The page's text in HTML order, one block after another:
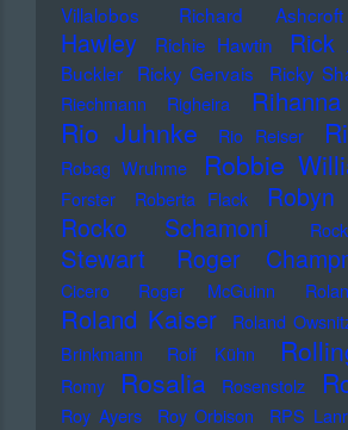
Villalobos
Richard Ashcroft
Hawley
Richie Hawtin Rick
Buckler
Ricky Gervais Ricky
Riechmann Righeira Rihanna
Rio Juhnke Rio Reiser
Robag Wruhme Robbie
Forster
Roberta Flack Robyn
Rocko Schamoni
Stewart
Roger
Cicero
Roger McGuinn
Roland Kaiser Roland
Brinkmann
Rolf Kühn
Romy Rosalia Rosenstolz
Roy Ayers Roy Orbison RPS